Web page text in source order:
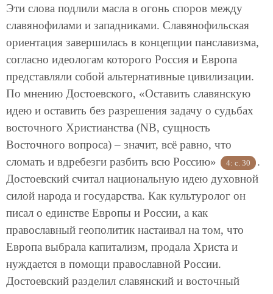
Эти слова подлили масла в огонь споров между
славянофилами и западниками. Славянофильская
ориентация завершилась в концепции панславизма,
согласно идеологам которого Россия и Европа
представляли собой альтернативные цивилизации.
По мнению Достоевского, «Оставить славянскую
идею и оставить без разрешения задачу о судьбах
восточного Христианства (NB, сущность
Восточного вопроса) – значит, всё равно, что
сломать и вдребезги разбить всю Россию»
4: с. 30
.
Достоевский считал национальную идею духовной
силой народа и государства. Как культуролог он
писал о единстве Европы и России, а как
православный геополитик настаивал на том, что
Европа выбрала капитализм, продала Христа и
нуждается в помощи православной России.
Достоевский разделил славянский и восточный